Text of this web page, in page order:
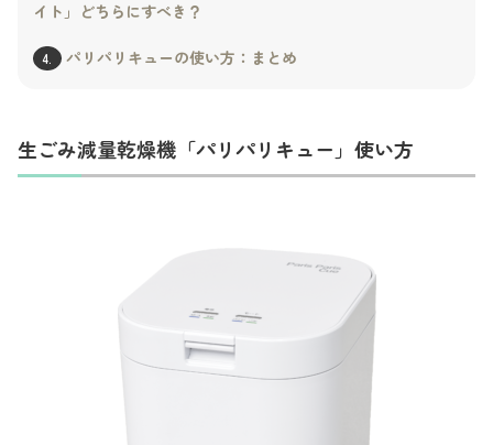
イト」どちらにすべき？
4. パリパリキューの使い方：まとめ
生ごみ減量乾燥機「パリパリキュー」使い方